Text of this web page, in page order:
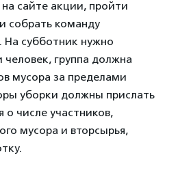
на сайте акции, пройти
собрать команду
субботник нужно
человек, группа должна
мусора за пределами
уборки должны прислать
о числе участников,
мусора и вторсырья,